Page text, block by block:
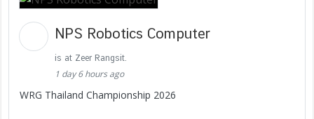
NPS Robotics Computer
is at Zeer Rangsit.
1 day 6 hours ago
WRG Thailand Championship 2026